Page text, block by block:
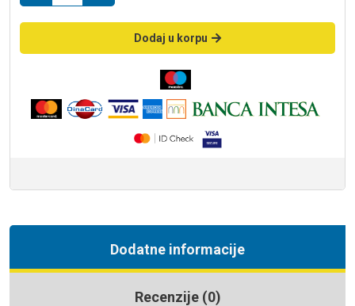
42/9
količina
Dodaj u korpu
Dodatne informacije
Recenzije (0)